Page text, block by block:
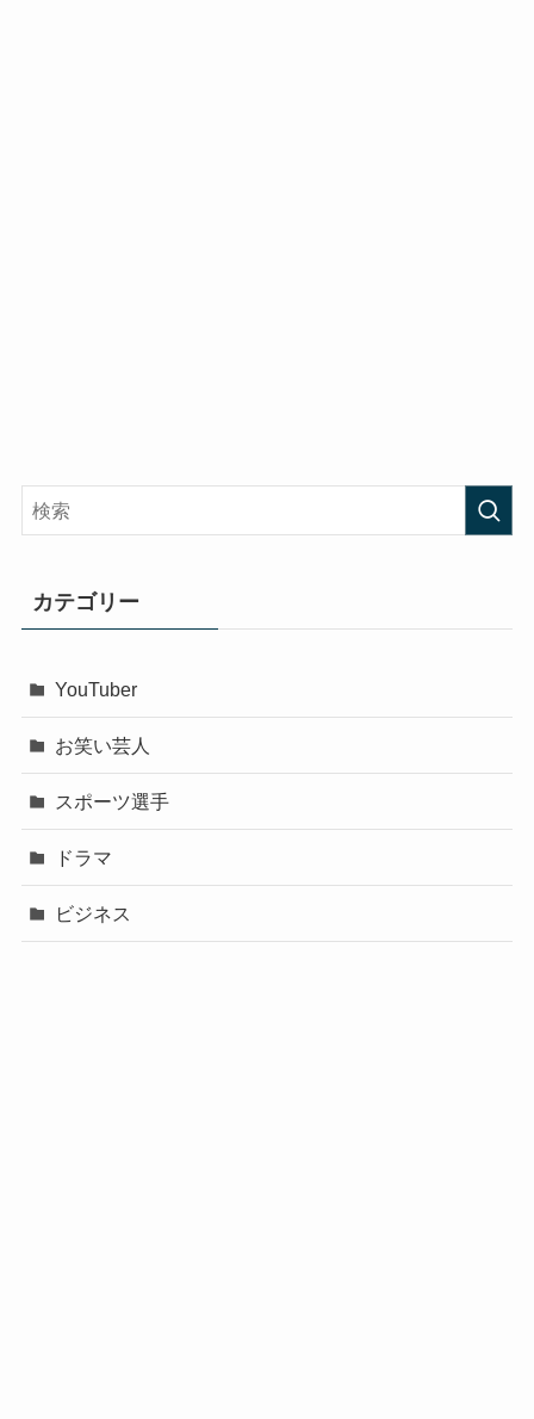
カテゴリー
YouTuber
お笑い芸人
スポーツ選手
ドラマ
ビジネス